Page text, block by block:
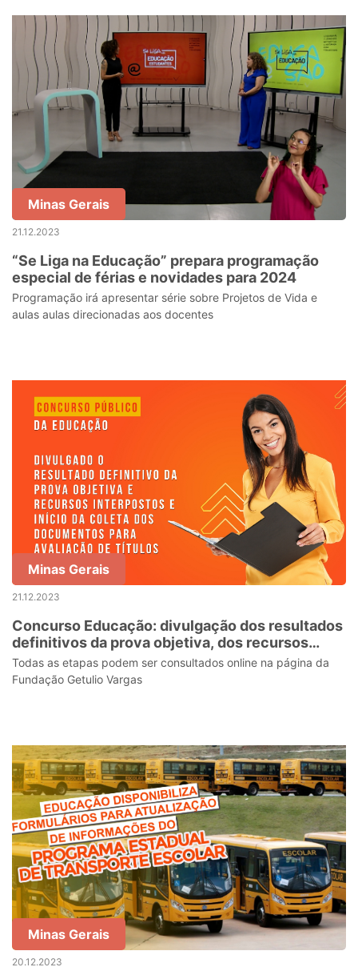
Minas Gerais
21.12.2023
“Se Liga na Educação” prepara programação
especial de férias e novidades para 2024
Programação irá apresentar série sobre Projetos de Vida e
aulas aulas direcionadas aos docentes
Minas Gerais
21.12.2023
Concurso Educação: divulgação dos resultados
definitivos da prova objetiva, dos recursos
interpostos e início da avaliação de títulos
Todas as etapas podem ser consultados online na página da
Fundação Getulio Vargas
Minas Gerais
20.12.2023